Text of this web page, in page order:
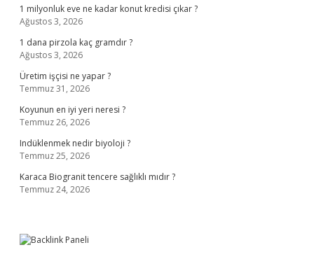
1 milyonluk eve ne kadar konut kredisi çıkar ?
Ağustos 3, 2026
1 dana pirzola kaç gramdır ?
Ağustos 3, 2026
Üretim işçisi ne yapar ?
Temmuz 31, 2026
Koyunun en iyi yeri neresi ?
Temmuz 26, 2026
Indüklenmek nedir biyoloji ?
Temmuz 25, 2026
Karaca Biogranit tencere sağlıklı mıdır ?
Temmuz 24, 2026